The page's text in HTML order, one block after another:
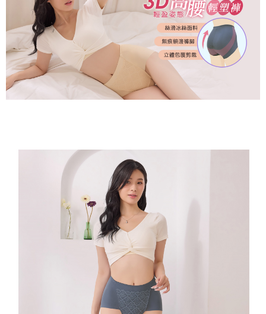
ームページの『個人情報の収集、処理及び利用に関する声明』をご参照く
ださい（
https://aftee.tw/privacypolicy/）。
AFTEEの初回ご利用の際に、審査を通過すれば、最高額がNT$10,000にな
ります。支払い期限を過ぎた場合、その金額に基づいて年利20%の遅延滞
納金が加算されます。未成年の利用者は、事前に法定代理人または後見人
の同意を得ればAFTEEをご利用いただけます。
個人情報の処理、利用について疑問がある、または関連する法律の権利を
行使したい場合は、ネットプロテクションズcs_tw@netprotections.co.jp
宅配/離島不配送
配送毎にNT$80、NT$890以上で送料無料
黑貓貨到付款
配送毎にNT$120